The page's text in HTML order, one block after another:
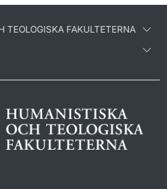
TEOLOGISKA FAKULTETERNA